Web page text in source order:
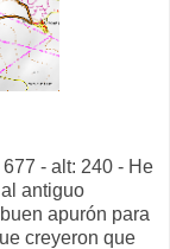
- alt: 240 - He
antiguo
apurón para
creyeron que